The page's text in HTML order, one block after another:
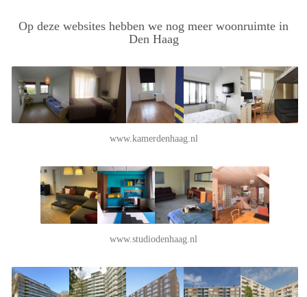
Op deze websites hebben we nog meer woonruimte in
Den Haag
www.kamerdenhaag.nl
www.studiodenhaag.nl